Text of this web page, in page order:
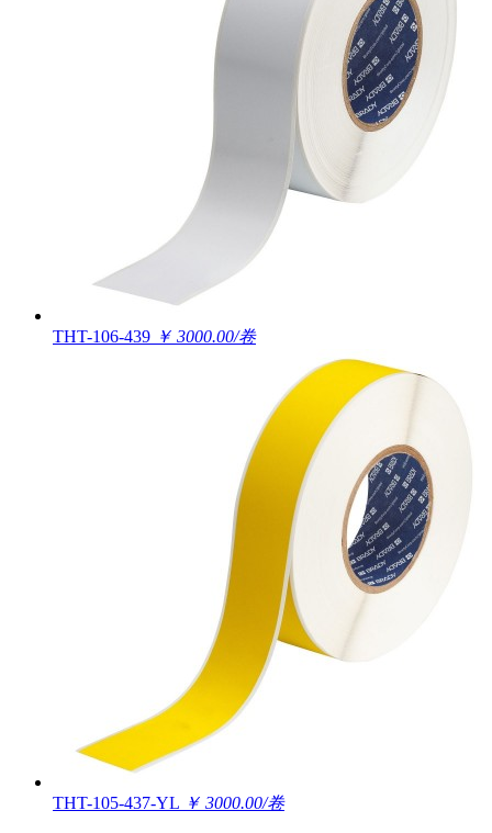
THT-106-439 ￥ 3000.00/卷
THT-105-437-YL ￥ 3000.00/卷